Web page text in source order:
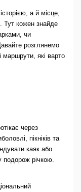
а й місце,
Тут кожен знайде
чи
розглянемо
маршрути, які варто
через
пікніків та
каяк або
річкою.